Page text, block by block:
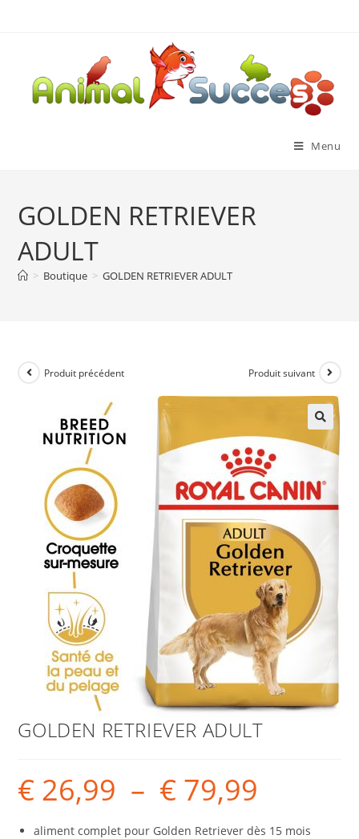
Menu
GOLDEN RETRIEVER
ADULT
> Boutique > GOLDEN RETRIEVER ADULT
Produit précédent Produit suivant
GOLDEN RETRIEVER ADULT
€ 26,99 – € 79,99
aliment complet pour Golden Retriever dès 15 mois